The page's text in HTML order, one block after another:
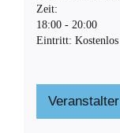
Zeit:
18:00 - 20:00
Eintritt: Kostenlos
Veranstalter